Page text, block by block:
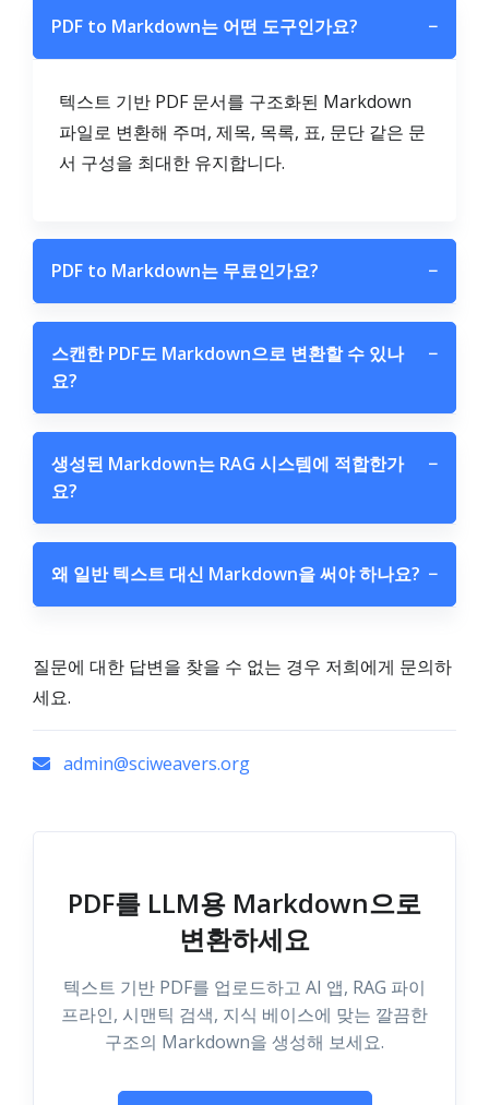
PDF to Markdown는 어떤 도구인가요? −
텍스트 기반 PDF 문서를 구조화된 Markdown
파일로 변환해 주며, 제목, 목록, 표, 문단 같은 문
서 구성을 최대한 유지합니다.
PDF to Markdown는 무료인가요? −
스캔한 PDF도 Markdown으로 변환할 수 있나
요?
−
생성된 Markdown는 RAG 시스템에 적합한가
요?
−
왜 일반 텍스트 대신 Markdown을 써야 하나요? −
질문에 대한 답변을 찾을 수 없는 경우 저희에게 문의하
세요.
admin@sciweavers.org
PDF를 LLM용 Markdown으로
변환하세요
텍스트 기반 PDF를 업로드하고 AI 앱, RAG 파이
프라인, 시맨틱 검색, 지식 베이스에 맞는 깔끔한
구조의 Markdown을 생성해 보세요.